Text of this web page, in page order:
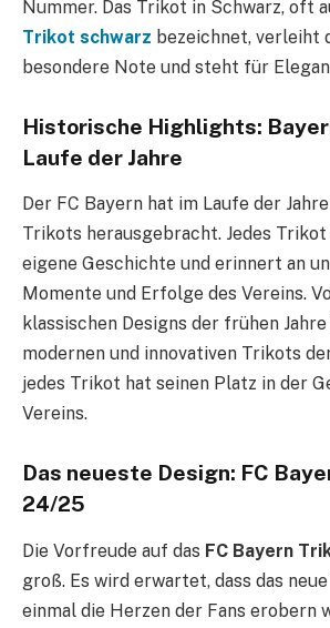
Nummer. Das Trikot in Schwarz, oft
Trikot schwarz bezeichnet, verleiht
besondere Note und steht für
Historische Highlights:
Laufe der Jahre
Der FC Bayern hat im Laufe der
Trikots herausgebracht. Jedes
eigene Geschichte und erinnert an
Momente und Erfolge des Vereins.
klassischen Designs der frühen
modernen und innovativen Trikots
jedes Trikot hat seinen Platz in der
Vereins.
Das neueste Design: FC
24/25
Die Vorfreude auf das FC Bayern
groß. Es wird erwartet, dass das
einmal die Herzen der Fans erobern